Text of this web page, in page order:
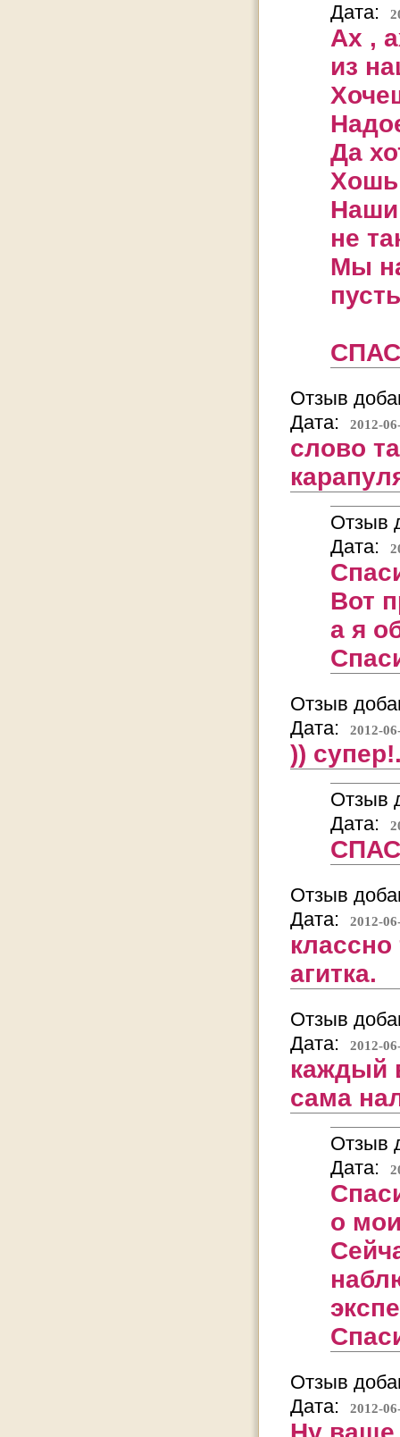
Дата:
Ах ,
из
Да
Хошь
Наши
не
Мы
Отзыв
Дата:
2012-
слово
Отзыв
Дата:
Вот
а я
Отзыв
Дата:
2012-
))
Отзыв
Дата:
Отзыв
Дата:
2012-
агитка.
Отзыв
Дата:
2012-
каждый
сама
Отзыв
Дата:
о
Отзыв
Дата:
2012-